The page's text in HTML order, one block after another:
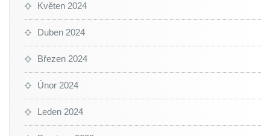
Květen 2024
Duben 2024
Březen 2024
Únor 2024
Leden 2024